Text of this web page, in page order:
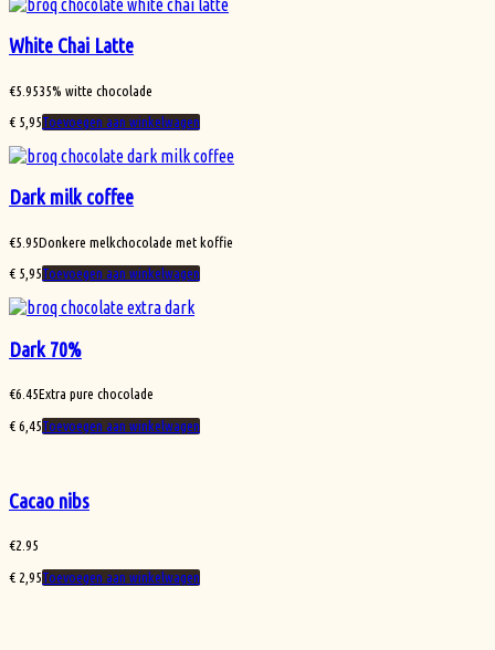
White Chai Latte
€5.9535% witte chocolade
€ 5,95Toevoegen aan winkelwagen
Dark milk coffee
€5.95Donkere melkchocolade met koffie
€ 5,95Toevoegen aan winkelwagen
Dark 70%
€6.45Extra pure chocolade
€ 6,45Toevoegen aan winkelwagen
Cacao nibs
€2.95
€ 2,95Toevoegen aan winkelwagen